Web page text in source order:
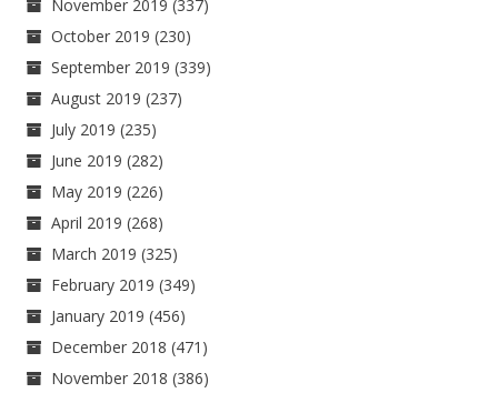
November 2019 (337)
October 2019 (230)
September 2019 (339)
August 2019 (237)
July 2019 (235)
June 2019 (282)
May 2019 (226)
April 2019 (268)
March 2019 (325)
February 2019 (349)
January 2019 (456)
December 2018 (471)
November 2018 (386)